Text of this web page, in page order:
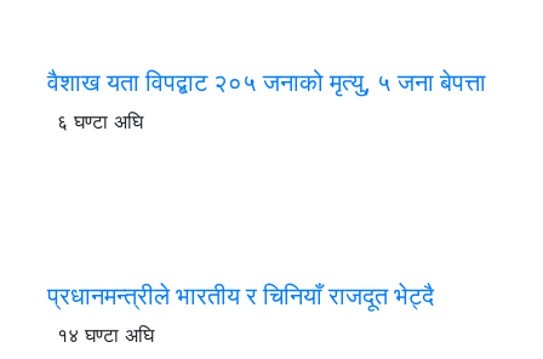
वैशाख यता विपद्बाट २०५ जनाको मृत्यु, ५ जना बेपत्ता
६ घण्टा अघि
प्रधानमन्त्रीले भारतीय र चिनियाँ राजदूत भेट्दै
१४ घण्टा अघि